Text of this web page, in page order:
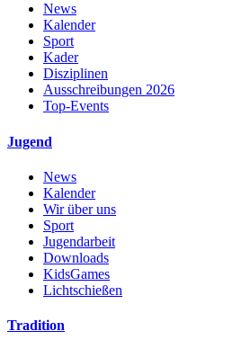
News
Kalender
Sport
Kader
Disziplinen
Ausschreibungen 2026
Top-Events
Jugend
News
Kalender
Wir über uns
Sport
Jugendarbeit
Downloads
KidsGames
Lichtschießen
Tradition